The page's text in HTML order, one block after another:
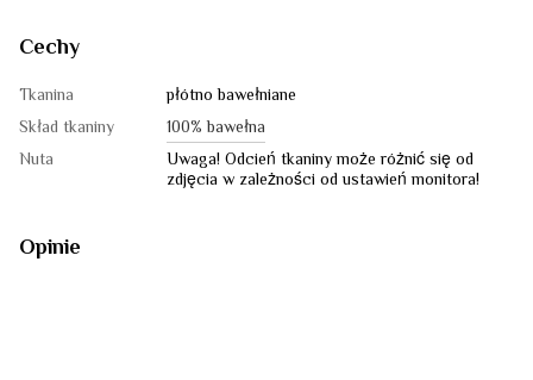
Cechy
Tkanina
płótno bawełniane
Skład tkaniny
100% bawełna
Nuta
Uwaga! Odcień tkaniny może różnić się od
zdjęcia w zależności od ustawień monitora!
Opinie